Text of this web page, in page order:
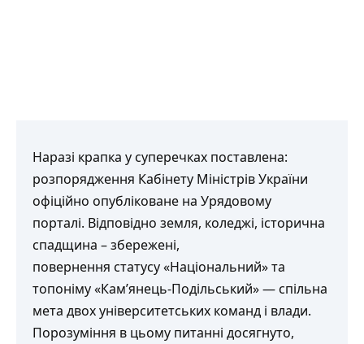
Наразі крапка у суперечках поставлена:
розпорядження Кабінету Міністрів України
офіційно опубліковане на Урядовому
порталі. Відповідно земля, коледжі, історична
спадщина – збережені,
повернення статусу «Національний» та
топоніму «Кам’янець-Подільський» — спільна
мета двох університетських команд і влади.
Порозуміння в цьому питанні досягнуто,